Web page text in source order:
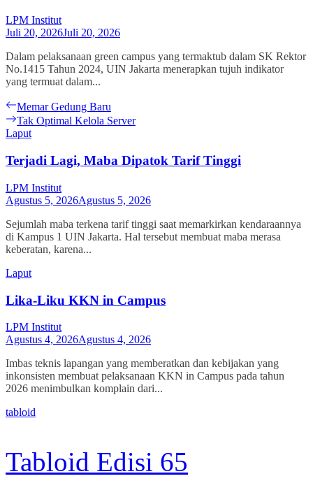
LPM Institut
Juli 20, 2026Juli 20, 2026
Dalam pelaksanaan green campus yang termaktub dalam SK Rektor
No.1415 Tahun 2024, UIN Jakarta menerapkan tujuh indikator
yang termuat dalam...
Navigasi
pos
Previous
post:
Memar Gedung Baru
Next
post:
Tak Optimal Kelola Server
Laput
Terjadi Lagi, Maba Dipatok Tarif Tinggi
LPM Institut
Agustus 5, 2026Agustus 5, 2026
Sejumlah maba terkena tarif tinggi saat memarkirkan kendaraannya
di Kampus 1 UIN Jakarta. Hal tersebut membuat maba merasa
keberatan, karena...
Laput
Lika-Liku KKN in Campus
LPM Institut
Agustus 4, 2026Agustus 4, 2026
Imbas teknis lapangan yang memberatkan dan kebijakan yang
inkonsisten membuat pelaksanaan KKN in Campus pada tahun
2026 menimbulkan komplain dari...
tabloid
Tabloid Edisi 65